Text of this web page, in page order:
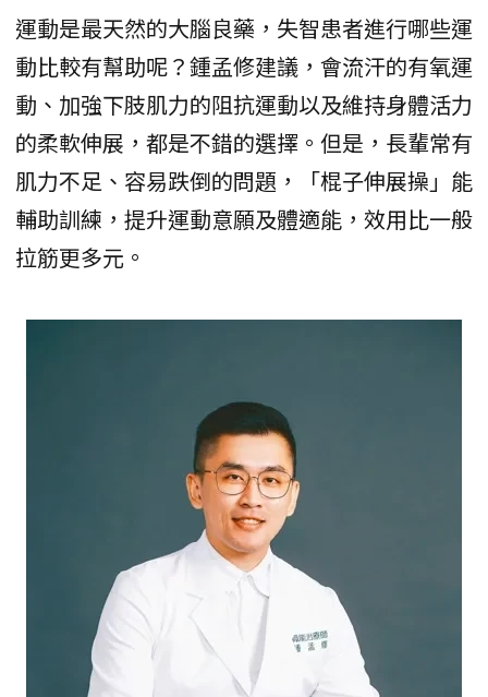
運動是最天然的大腦良藥，失智患者進行哪些運
動比較有幫助呢？鍾孟修建議，會流汗的有氧運
動、加強下肢肌力的阻抗運動以及維持身體活力
的柔軟伸展，都是不錯的選擇。但是，長輩常有
肌力不足、容易跌倒的問題，「棍子伸展操」能
輔助訓練，提升運動意願及體適能，效用比一般
拉筋更多元。